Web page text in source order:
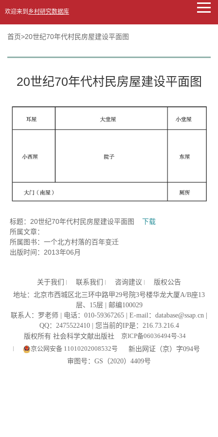
欢迎来到 乡村研究数据库
首页>20世纪70年代村民房屋建设平面图
20世纪70年代村民房屋建设平面图
标题：20世纪70年代村民房屋建设平面图 下载
所属文章：
所属图书： 一个北方村落的百年变迁
出版时间：2013年06月
关于我们 联系我们 咨询建议
版权公告
地址：北京市西城区北三环中路甲29号院3号楼华龙大厦A/B座13
层、15层 | 邮编100029
联系人：罗老师 | 电话：010-59367265 | E-mail：database@ssap.cn |
QQ：2475522410 | 您当前的IP是： 216.73.216.4
版权所有 社会科学文献出版社
京ICP备06036494号-34
京公网安备 11010202008532号
新出网证（京）字094号
审图号：GS（2020）4409号